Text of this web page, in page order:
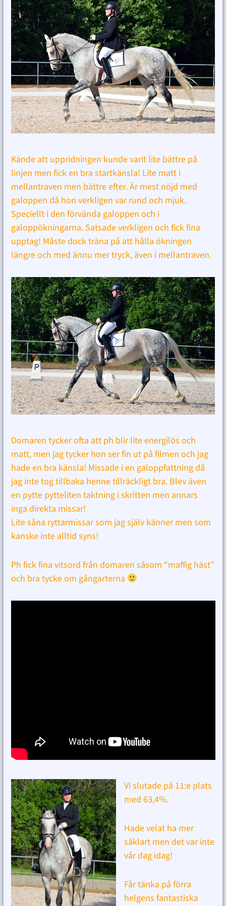
Kände att uppridningen kunde varit lite bättre på
linjen men fick en bra startkänsla! Lite matt i
mellantraven men bättre efter. Är mest nöjd med
galoppen då hon verkligen var rund och mjuk.
Speciellt i den förvända galoppen och i
galoppökningarna. Satsade verkligen och fick fina
upptag! Måste dock träna på att hålla ökningen
längre och med ännu mer tryck, även i mellantraven.
Domaren tycker ofta att ph blir lite energilös och
matt, men jag tycker hon ser fin ut på filmen och jag
hade en bra känsla! Missade i en galoppfattning då
jag inte tog tillbaka henne tillräckligt bra. Blev även
en pytte pytteliten taktning i skritten men annars
inga direkta missar!
Lite såna ryttarmissar som jag själv känner men som
kanske inte alltid syns!
Ph fick fina vitsord från domaren såsom “maffig häst”
och bra tycke om gångarterna
Vi slutade på 11:e plats
med 63,4%.
Hade velat ha mer
såklart men det var inte
vår dag idag!
Får tänka på förra
helgens fantastiska